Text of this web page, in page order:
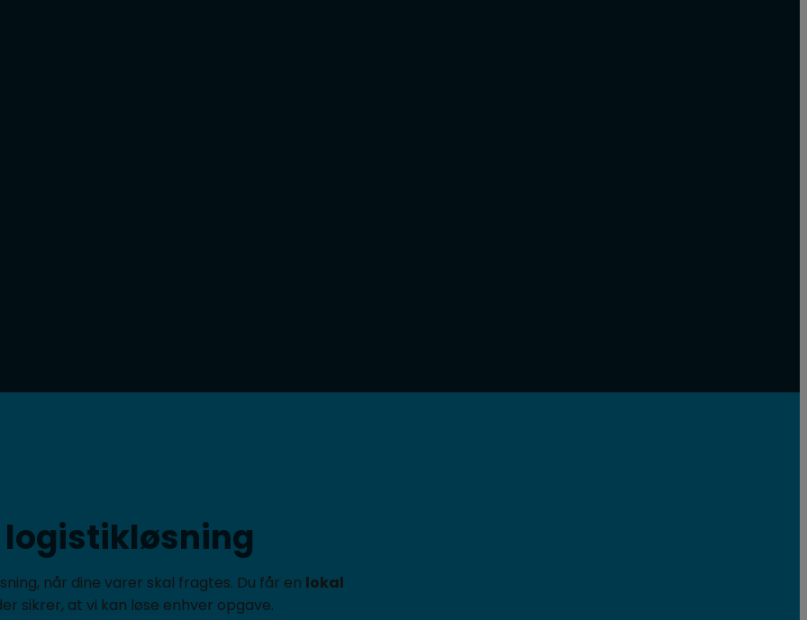
logistikløsning​
når dine varer skal fragtes. Du får en lokal
sikrer, at vi kan løse enhver opgave.